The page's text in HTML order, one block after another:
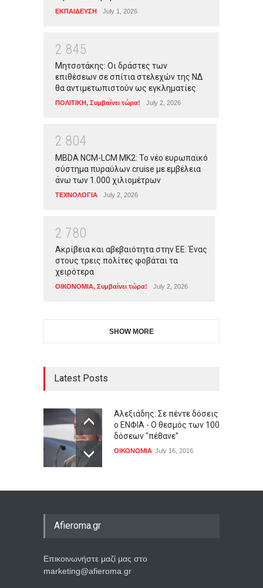
ΕΚΠΑΙΔΕΥΣΗ July 1, 2026
2 845
Μητσοτάκης: Οι δράστες των
επιθέσεων σε σπίτια στελεχών της ΝΔ
θα αντιμετωπιστούν ως εγκληματίες
ΠΟΛΙΤΙΚΗ, Συμβαίνει τώρα! July 2, 2026
2 804
MBDA NCM-LCM MK2: Το νέο ευρωπαϊκό
σύστημα πυραύλων cruise με εμβέλεια
άνω των 1.000 χιλιομέτρων
ΤΕΧΝΟΛΟΓΙΑ July 2, 2026
2 780
Ακρίβεια και αβεβαιότητα στην ΕΕ: Ένας
στους τρεις πολίτες φοβάται τα
χειρότερα
ΟΙΚΟΝΟΜΙΑ, Συμβαίνει τώρα! July 2, 2026
SHOW MORE
Latest Posts
Αλεξιάδης: Σε πέντε δόσεις
ο ΕΝΦΙΑ - Ο θεσμός των 100
δόσεων "πέθανε"
ΟΙΚΟΝΟΜΙΑ July 16, 2016
Afieroma.gr
Επικοινωνήστε μαζί μας στο
marketing@afieroma.gr